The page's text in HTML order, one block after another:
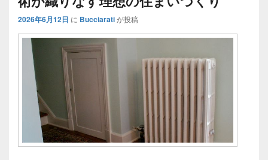
2026年6月12日 に Bucciaratiが投稿